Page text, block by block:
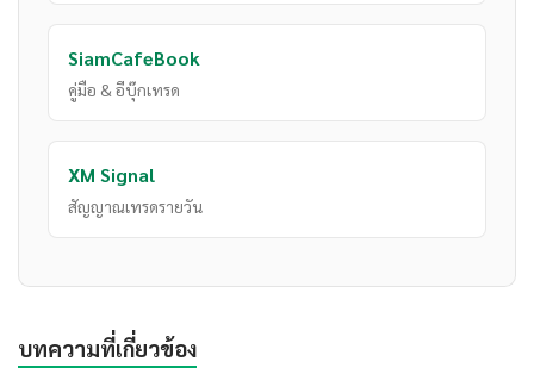
SiamCafeBook
คู่มือ & อีบุ๊กเทรด
XM Signal
สัญญาณเทรดรายวัน
บทความที่เกี่ยวข้อง